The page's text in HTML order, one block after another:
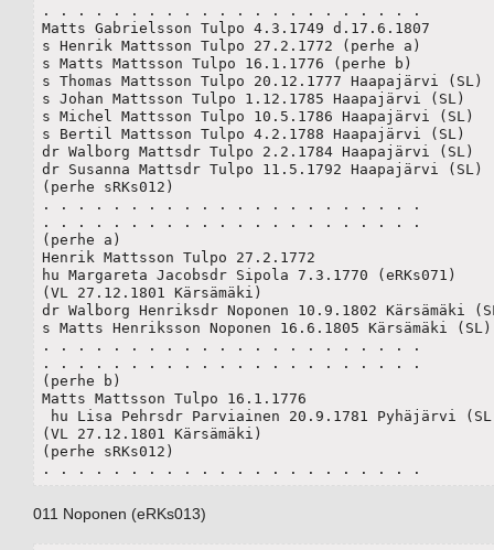
. . . . . . . . . . . . . . . . . . . . . .
Matts Gabrielsson Tulpo 4.3.1749 d.17.6.1807
s Henrik Mattsson Tulpo 27.2.1772 (perhe a)
s Matts Mattsson Tulpo 16.1.1776 (perhe b)
s Thomas Mattsson Tulpo 20.12.1777 Haapajärvi (SL)
s Johan Mattsson Tulpo 1.12.1785 Haapajärvi (SL)
s Michel Mattsson Tulpo 10.5.1786 Haapajärvi (SL)
s Bertil Mattsson Tulpo 4.2.1788 Haapajärvi (SL)
dr Walborg Mattsdr Tulpo 2.2.1784 Haapajärvi (SL)
dr Susanna Mattsdr Tulpo 11.5.1792 Haapajärvi (SL)
(perhe sRKs012)
. . . . . . . . . . . . . . . . . . . . . .
. . . . . . . . . . . . . . . . . . . . . .
(perhe a)
Henrik Mattsson Tulpo 27.2.1772
hu Margareta Jacobsdr Sipola 7.3.1770 (eRKs071)
(VL 27.12.1801 Kärsämäki)
dr Walborg Henriksdr Noponen 10.9.1802 Kärsämäki
s Matts Henriksson Noponen 16.6.1805 Kärsämäki (SL)
. . . . . . . . . . . . . . . . . . . . . .
. . . . . . . . . . . . . . . . . . . . . .
(perhe b)
Matts Mattsson Tulpo 16.1.1776
hu Lisa Pehrsdr Parviainen 20.9.1781 Pyhäjärvi
(VL 27.12.1801 Kärsämäki)
(perhe sRKs012)
. . . . . . . . . . . . . . . . . . . . . .
011 Noponen (eRKs013)